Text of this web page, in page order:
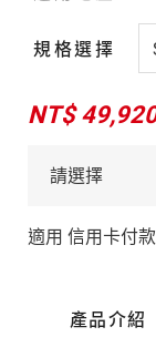
規格選擇
NT$
適用 信用卡付
產品介紹